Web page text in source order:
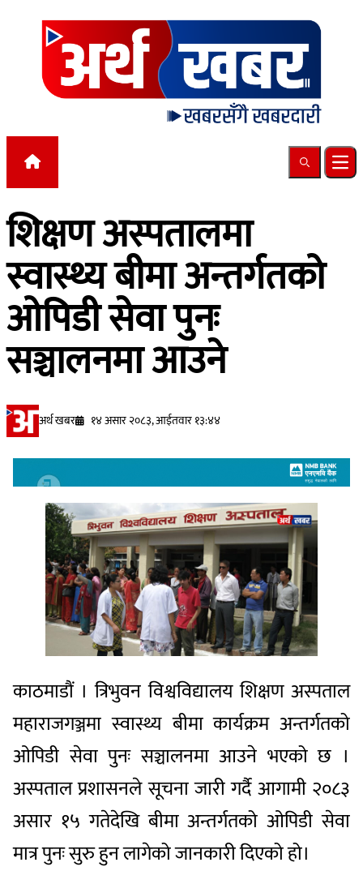
Skip to content
Search
शिक्षण अस्पतालमा
स्वास्थ्य बीमा अन्तर्गतको
ओपिडी सेवा पुनः
सञ्चालनमा आउने
अर्थ खबर १४ असार २०८३, आईतवार १३:४४
काठमाडौं । त्रिभुवन विश्वविद्यालय शिक्षण अस्पताल
महाराजगञ्जमा स्वास्थ्य बीमा कार्यक्रम अन्तर्गतको
ओपिडी सेवा पुनः सञ्चालनमा आउने भएको छ ।
अस्पताल प्रशासनले सूचना जारी गर्दै आगामी २०८३
असार १५ गतेदेखि बीमा अन्तर्गतको ओपिडी सेवा
मात्र पुनः सुरु हुन लागेको जानकारी दिएको हो।